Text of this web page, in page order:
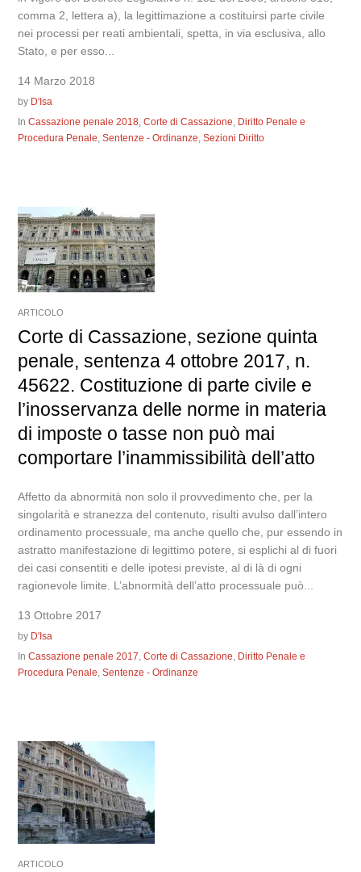
comma 2, lettera a), la legittimazione a costituirsi parte civile
nei processi per reati ambientali, spetta, in via esclusiva, allo
Stato, e per esso...
14 Marzo 2018
by D'Isa
InCassazione penale 2018 ,Corte di Cassazione Diritto Penale e
Procedura Penale ,Sentenze - Ordinanze ,Sezioni Diritto
ARTICOLO
Corte di Cassazione, sezione quinta
penale, sentenza 4 ottobre 2017, n.
45622. Costituzione di parte civile e
l’inosservanza delle norme in materia
di imposte o tasse non può mai
comportare l’inammissibilità dell’atto
Affetto da abnormità non solo il provvedimento che, per la
singolarità e stranezza del contenuto, risulti avulso dall’intero
ordinamento processuale, ma anche quello che, pur essendo in
astratto manifestazione di legittimo potere, si esplichi al di fuori
dei casi consentiti e delle ipotesi previste, al di là di ogni
ragionevole limite. L’abnormità dell’atto processuale può...
13 Ottobre 2017
by D'Isa
InCassazione penale 2017,Corte di Cassazione, Diritto Penale e
Procedura Penale,Sentenze - Ordinanze
ARTICOLO